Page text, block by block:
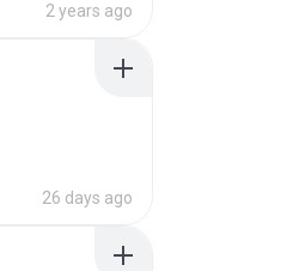
2 years ago
26 days ago